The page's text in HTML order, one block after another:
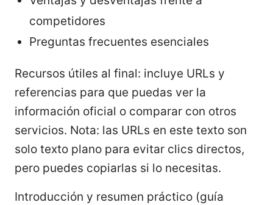
competidores
Preguntas frecuentes esenciales
Recursos útiles al final: incluye URLs y
referencias para que puedas ver la
información oficial o comparar con otros
servicios. Nota: las URLs en este texto son
solo texto plano para evitar clics directos,
pero puedes copiarlas si lo necesitas.
Introducción y resumen práctico (guía